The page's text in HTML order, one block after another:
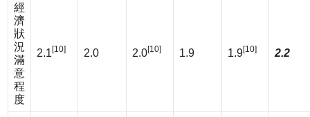
經
濟
狀
況
滿
意
程
度
2.1 [10] 2.0 2.0[10] 1.9 1.9[10] 2.2